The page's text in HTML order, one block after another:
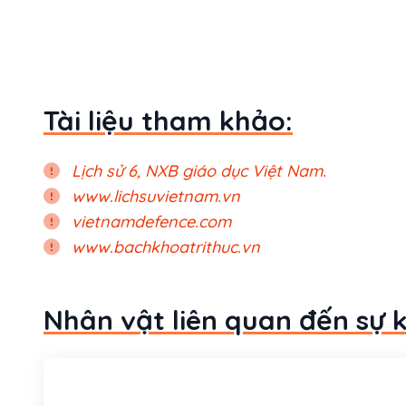
Tài liệu tham khảo:
Lịch sử 6, NXB giáo dục Việt Nam.
www.lichsuvietnam.vn
vietnamdefence.com
www.bachkhoatrithuc.vn
Nhân vật liên quan đến sự